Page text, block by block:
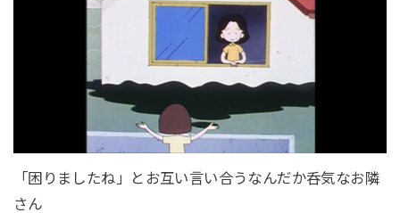
「困りましたね」とお互い言い合うなんだか呑気なお隣
さん